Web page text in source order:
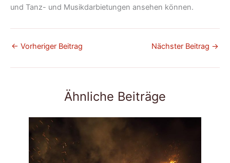
und Tanz- und Musikdarbietungen ansehen können.
← Vorheriger Beitrag Nächster Beitrag →
Ähnliche Beiträge